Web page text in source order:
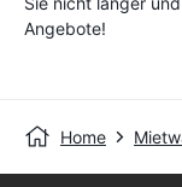
Angebote!
Home